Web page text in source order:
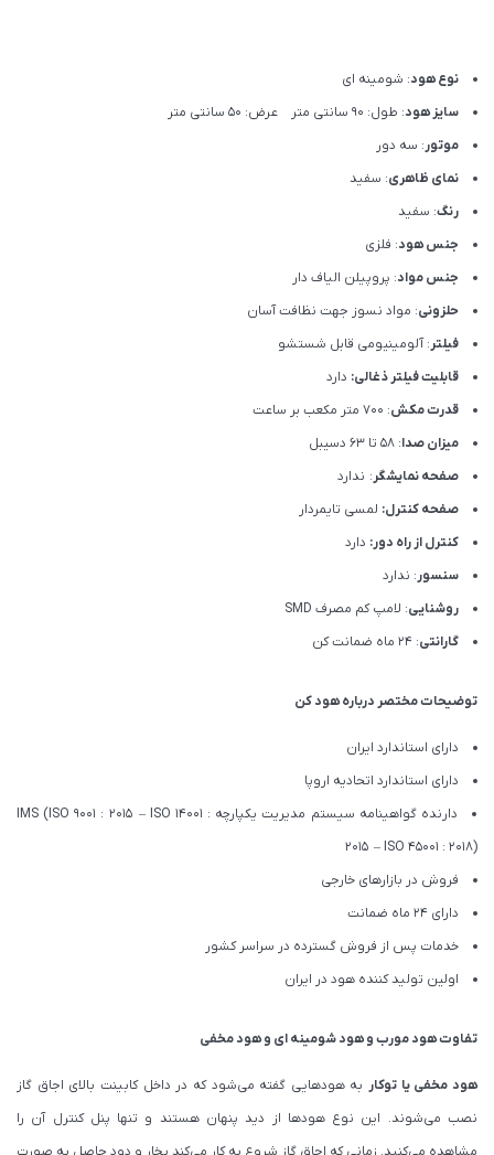
نوع هود: شومینه ای
سایز هود: طول: 90 سانتی متر عرض: 50 سانتی متر
موتور: سه دور
نمای ظاهری: سفید
رنگ: سفید
جنس هود: فلزی
جنس مواد: پروپیلن الیاف دار
حلزونی: مواد نسوز جهت نظافت آسان
فیلتر: آلومینیومی قابل شستشو
قابلیت فیلتر ذغالی: دارد
قدرت مکش: 700 متر مکعب بر ساعت
میزان صدا: 58 تا 63 دسیبل
صفحه نمایشگر: ندارد
صفحه کنترل: لمسی تایمردار
کنترل از راه دور: دارد
سنسور: ندارد
روشنایی: لامپ کم مصرف SMD
گارانتی: 24 ماه ضمانت کن
توضیحات مختصر درباره هود کن
دارای استاندارد ایران
دارای استاندارد اتحادیه اروپا
دارنده گواهینامه سیستم مدیریت یکپارچه IMS (ISO 9001 : 2015 – ISO 14001 :
2015 – ISO 45001 : 2018)
فروش در بازارهای خارجی
دارای 24 ماه ضمانت
خدمات پس از فروش گسترده در سراسر کشور
اولین تولید کننده هود در ایران
تفاوت هود مورب و هود شومینه ای و هود مخفی
هود مخفی یا توکار به هودهایی گفته می‌شود که در داخل کابینت بالای اجاق گاز
نصب می‌شوند. این نوع هودها از دید پنهان هستند و تنها پنل کنترل آن را
مشاهده می‌کنید. زمانی که اجاق گاز شروع به کار می‌کند بخار و دود حاصل به صورت